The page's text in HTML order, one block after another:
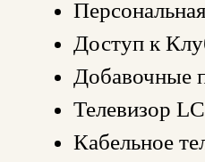
Доступ к
Добавочные
Телевизор
Кабельное